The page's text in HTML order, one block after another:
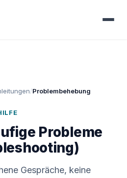
Problembehebung
Probleme
Gespräche, keine